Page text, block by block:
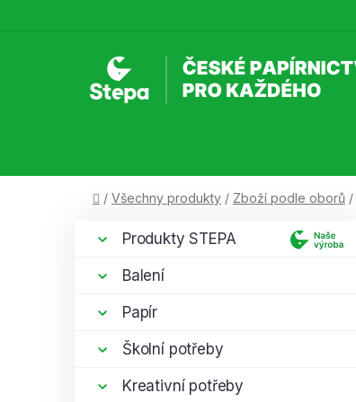
Domů
/ Všechny produkty / Zboží podle oborů /
Přeskočit
kategorie
Produkty STEPA
Balení
Papír
Školní potřeby
Kreativní potřeby